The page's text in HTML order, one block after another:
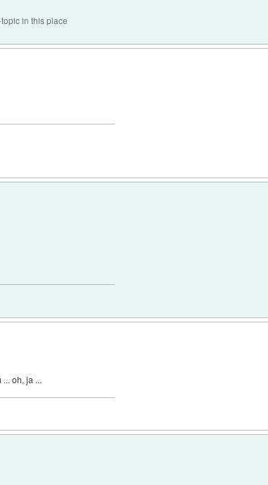
in this place
oh, ja ...